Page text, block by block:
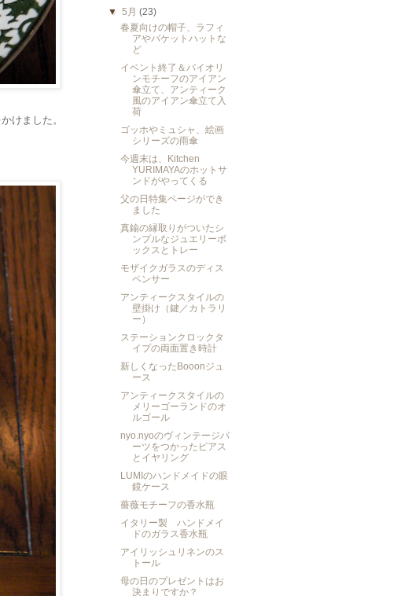
けました。
▼5月(23)
春夏向けの帽子、ラフィ
アやバケットハットな
ど
イベント終了＆バイオリ
ンモチーフのアイアン
傘立て、アンティーク
風のアイアン傘立て入
荷
ゴッホやミュシャ、絵画
シリーズの雨傘
今週末は、Kitchen
YURIMAYAのホットサ
ンドがやってくる
父の日特集ページができ
ました
真鍮の縁取りがついたシ
ンプルなジュエリーボ
ックスとトレー
モザイクガラスのディス
ペンサー
アンティークスタイルの
壁掛け（鍵／カトラリ
ー）
ステーションクロックタ
イプの両面置き時計
新しくなったBooonジュ
ース
アンティークスタイルの
メリーゴーランドのオ
ルゴール
nyo.nyoのヴィンテージパ
ーツをつかったピアス
とイヤリング
LUMIのハンドメイドの眼
鏡ケース
薔薇モチーフの香水瓶
イタリー製 ハンドメイ
ドのガラス香水瓶
アイリッシュリネンのス
トール
母の日のプレゼントはお
決まりですか？